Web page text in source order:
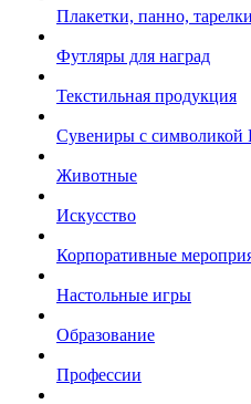
Плакетки, панно, тарелки
Футляры для наград
Текстильная продукция
Сувениры с символикой
Животные
Искусство
Корпоративные
Настольные игры
Образование
Профессии